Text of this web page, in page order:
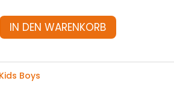
IN DEN WARENKORB
Kids Boys